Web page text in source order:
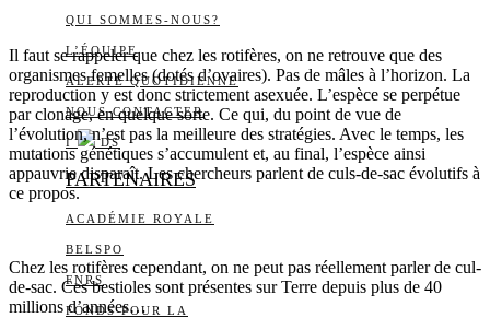
QUI SOMMES-NOUS?
L’ÉQUIPE
ALERTE QUOTIDIENNE
NOUS CONTACTER
I DS
PARTENAIRES
ACADÉMIE ROYALE
BELSPO
FNRS
FONDS POUR LA
Il faut se rappeler que chez les rotifères, on ne retrouve que des
organismes femelles (dotés d’ovaires). Pas de mâles à l’horizon. La
reproduction y est donc strictement asexuée. L’espèce se perpétue
par clonage, en quelque sorte. Ce qui, du point de vue de
l’évolution, n’est pas la meilleure des stratégies. Avec le temps, les
mutations génétiques s’accumulent et, au final, l’espèce ainsi
appauvrie disparaît. Les chercheurs parlent de culs-de-sac évolutifs à
ce propos.
Chez les rotifères cependant, on ne peut pas réellement parler de cul-
de-sac. Ces bestioles sont présentes sur Terre depuis plus de 40
millions d’années…